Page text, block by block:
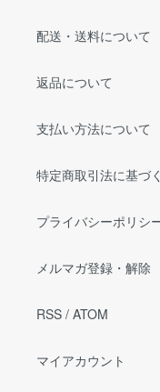
配送・送料について
返品について
支払い方法について
特定商取引法に基づ
プライバシーポリシ
メルマガ登録・解除
RSS / ATOM
マイアカウント